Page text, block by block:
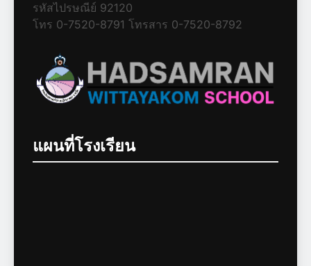
รหัสไปรษณีย์ 92120
โทร 0-7520-8791 โทรสาร 0-7520-8792
แผนที่โรงเรียน